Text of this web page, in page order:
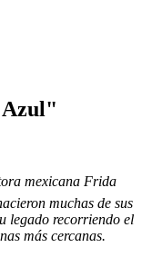
Azul"
mexicana Frida
muchas de sus
legado recorriendo el
más cercanas.